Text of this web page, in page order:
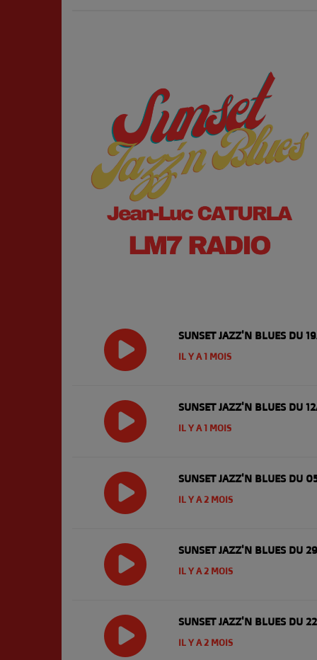
SUNSET JAZZ'N BLUES DU
IL Y A 1 MOIS
SUNSET JAZZ'N BLUES DU
IL Y A 1 MOIS
SUNSET JAZZ'N BLUES DU
IL Y A 2 MOIS
SUNSET JAZZ'N BLUES DU
IL Y A 2 MOIS
SUNSET JAZZ'N BLUES DU
IL Y A 2 MOIS